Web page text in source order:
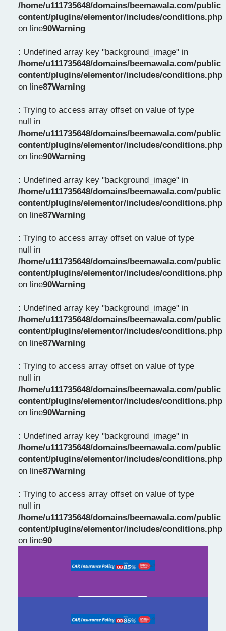
/home/u111735648/domains/beemawala.com/
content/plugins/elementor/includes/conditions.php
on line90Warning
: Undefined array key "background_image" in
/home/u111735648/domains/beemawala.com/
content/plugins/elementor/includes/conditions.php
on line87Warning
: Trying to access array offset on value of type
null in
/home/u111735648/domains/beemawala.com/
content/plugins/elementor/includes/conditions.php
on line90Warning
: Undefined array key "background_image" in
/home/u111735648/domains/beemawala.com/
content/plugins/elementor/includes/conditions.php
on line87Warning
: Trying to access array offset on value of type
null in
/home/u111735648/domains/beemawala.com/
content/plugins/elementor/includes/conditions.php
on line90Warning
: Undefined array key "background_image" in
/home/u111735648/domains/beemawala.com/
content/plugins/elementor/includes/conditions.php
on line87Warning
: Trying to access array offset on value of type
null in
/home/u111735648/domains/beemawala.com/
content/plugins/elementor/includes/conditions.php
on line90Warning
: Undefined array key "background_image" in
/home/u111735648/domains/beemawala.com/
content/plugins/elementor/includes/conditions.php
on line87Warning
: Trying to access array offset on value of type
null in
/home/u111735648/domains/beemawala.com/
content/plugins/elementor/includes/conditions.php
on line90
Slide 1 Heading